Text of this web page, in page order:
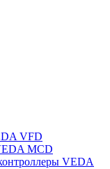
VFD
MCD
VEDA